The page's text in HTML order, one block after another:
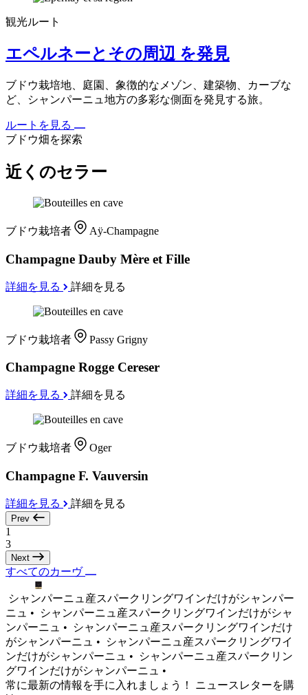
観光ルート
エペルネーとその周辺 を発見
ブドウ栽培地、庭園、象徴的なメゾン、建築物、カーブな
ど、シャンパーニュ地方の多彩な側面を発見する旅。
ルートを見る
ブドウ畑を探索
近くのセラー
ブドウ栽培者 Aÿ-Champagne
Champagne Dauby Mère et Fille
詳細を見る 詳細を見る
ブドウ栽培者 Passy Grigny
Champagne Rogge Cereser
詳細を見る 詳細を見る
ブドウ栽培者 Oger
Champagne F. Vauversin
詳細を見る 詳細を見る
Prev
1
3
Next
すべてのカーヴ
シャンパーニュ産スパークリングワインだけがシャンパー
ニュ •
シャンパーニュ産スパークリングワインだけがシャ
ンパーニュ •
シャンパーニュ産スパークリングワインだけ
がシャンパーニュ •
シャンパーニュ産スパークリングワイ
ンだけがシャンパーニュ •
シャンパーニュ産スパークリン
グワインだけがシャンパーニュ •
常に最新の情報を手に入れましょう！ ニュースレターを購